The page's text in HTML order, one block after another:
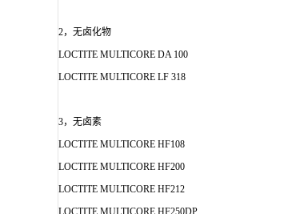
2，无卤化物
LOCTITE MULTICORE DA 100
LOCTITE MULTICORE LF 318
3，无卤素
LOCTITE MULTICORE HF108
LOCTITE MULTICORE HF200
LOCTITE MULTICORE HF212
LOCTITE MULTICORE HF250DP